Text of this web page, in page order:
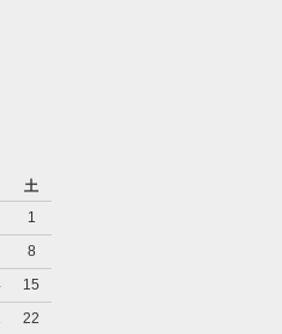
土
1
8
15
22